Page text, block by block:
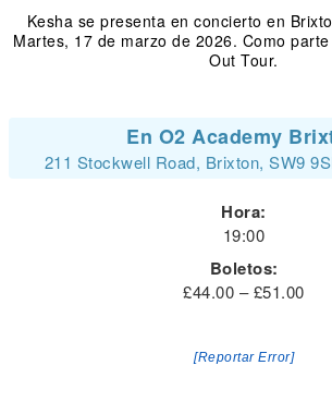
Kesha se presenta en concierto en
Martes, 17 de marzo de 2026. Como
Out Tour.
En O2 Academy
211 Stockwell Road, Brixton, SW9
Hora:
19:00
Boletos:
£44.00 – £51.00
[Reportar Error]